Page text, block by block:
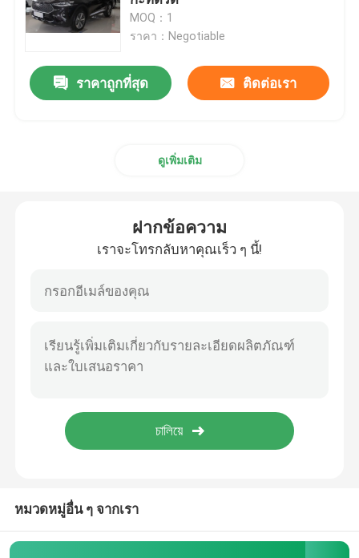
ฉางอัน ออโตโมบิล
รถยนต์ EV
รถยนต์ไฟฟ้าโตโยต้า
รถยนต์ฮอนด้า EV
รถโฟล์คสวาเกน EV
รถบรรทุกสินค้าหนัก
รถเทรลเลอร์มือสอง
MOQ：1
ราคา：Negotiable
ราคาถูกที่สุด ติดต่อเรา
ดูเพิ่มเติม
ฝากข้อความ
เราจะโทรกลับหาคุณเร็ว ๆ นี้!
หมวดหมู่อื่น ๆ จากเรา